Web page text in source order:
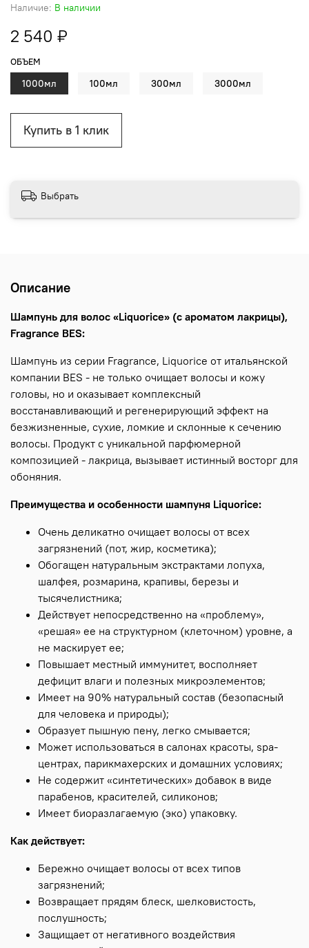
Наличие: В наличии
2 540 ₽
Купить в 1 клик
ОБЪЕМ
1000мл 100мл 300мл 3000мл
Выбрать
Описание
Шампунь для волос «Liquorice» (с ароматом лакрицы),
Fragrance BES:
Шампунь из серии Fragrance, Liquorice от итальянской
компании BES - не только очищает волосы и кожу
головы, но и оказывает комплексный
восстанавливающий и регенерирующий эффект на
безжизненные, сухие, ломкие и склонные к сечению
волосы. Продукт с уникальной парфюмерной
композицией - лакрица, вызывает истинный восторг для
обоняния.
Преимущества и особенности шампуня Liquorice:
Очень деликатно очищает волосы от всех
загрязнений (пот, жир, косметика);
Обогащен натуральным экстрактами лопуха,
шалфея, розмарина, крапивы, березы и
тысячелистника;
Действует непосредственно на «проблему»,
«решая» ее на структурном (клеточном) уровне, а
не маскирует ее;
Повышает местный иммунитет, восполняет
дефицит влаги и полезных микроэлементов;
Имеет на 90% натуральный состав (безопасный
для человека и природы);
Образует пышную пену, легко смывается;
Может использоваться в салонах красоты, spa-
центрах, парикмахерских и домашних условиях;
Не содержит «синтетических» добавок в виде
парабенов, красителей, силиконов;
Имеет биоразлагаемую (эко) упаковку.
Как действует:
Бережно очищает волосы от всех типов
загрязнений;
Возвращает прядям блеск, шелковистость,
послушность;
Защищает от негативного воздействия